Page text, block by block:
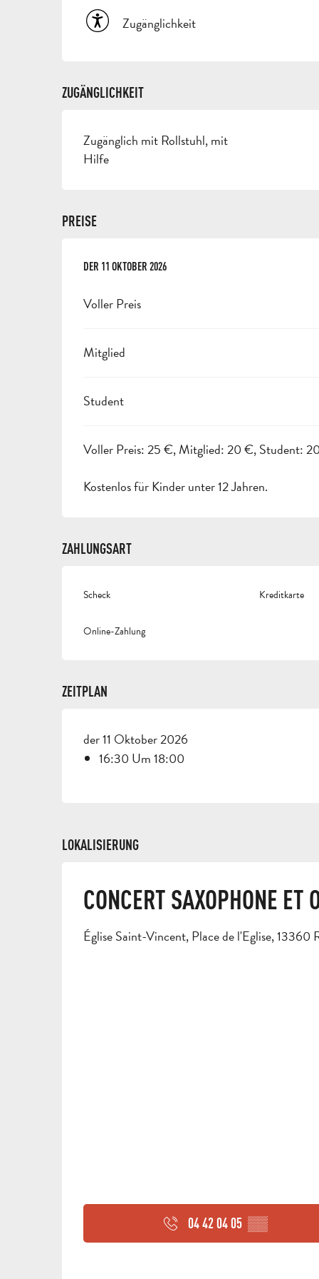
Zugänglichkeit
ZUGÄNGLICHKEIT
Zugänglich mit Rollstuhl, mit
Hilfe
PREISE
DER 11 OKTOBER 2026
DER 11 OKTOBER 2026
Voller Preis
Mitglied
Student
Voller Preis: 25 €, Mitglied: 20 €, Student:
Kostenlos für Kinder unter 12 Jahren.
ZAHLUNGSART
Scheck Kreditkarte
Online-Zahlung
ZEITPLAN
der 11 Oktober 2026
16:30 Um 18:00
LOKALISIERUNG
CONCERT SAXOPHONE ET
Église Saint-Vincent, Place de l'Eglise, 13360
04 42 04 05 ▒▒